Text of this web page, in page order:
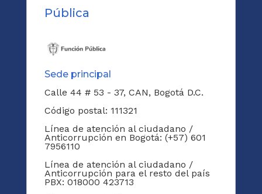
Pública
Sede principal
Calle 44 # 53 - 37, CAN, Bogotá D.C.
Código postal: 111321
Línea de atención al ciudadano /
Anticorrupción en Bogotá: (+57) 601
7956110
Línea de atención al ciudadano /
Anticorrupción para el resto del país
PBX: 018000 423713